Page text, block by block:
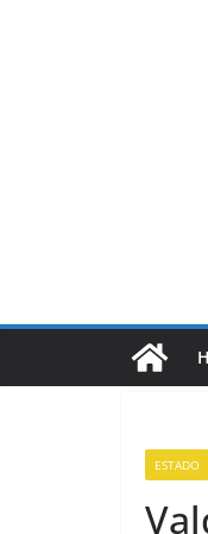
ESTADO